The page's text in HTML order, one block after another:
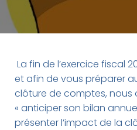
La fin de l’exercice fiscal
et afin de vous préparer
clôture de comptes, nous
« anticiper son bilan
présenter l’impact de la